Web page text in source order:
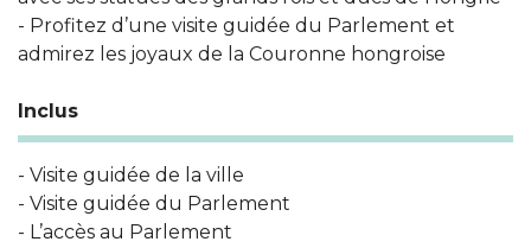
- Profitez d’une visite guidée du Parlement et
admirez les joyaux de la Couronne hongroise
Inclus
- Visite guidée de la ville
- Visite guidée du Parlement
- L’accès au Parlement